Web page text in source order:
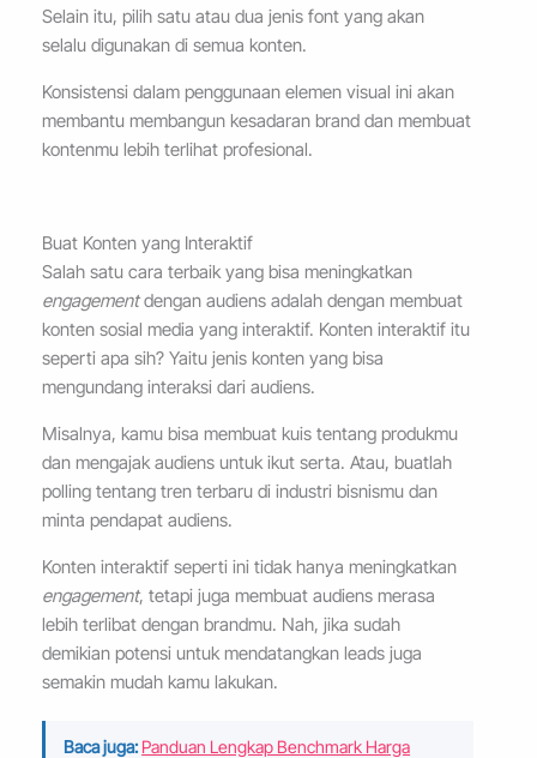
Selain itu, pilih satu atau dua jenis font yang akan
selalu digunakan di semua konten.
Konsistensi dalam penggunaan elemen visual ini akan
membantu membangun kesadaran brand dan membuat
kontenmu lebih terlihat profesional.
Buat Konten yang Interaktif
Salah satu cara terbaik yang bisa meningkatkan
engagementdengan audiens adalah dengan membuat
konten sosial media yang interaktif. Konten interaktif itu
seperti apa sih? Yaitu jenis konten yang bisa
mengundang interaksi dari audiens.
Misalnya, kamu bisa membuat kuis tentang produkmu
dan mengajak audiens untuk ikut serta. Atau, buatlah
polling tentang tren terbaru di industri bisnismu dan
minta pendapat audiens.
Konten interaktif seperti ini tidak hanya meningkatkan
engagement, tetapi juga membuat audiens merasa
lebih terlibat dengan brandmu. Nah, jika sudah
demikian potensi untuk mendatangkan leads juga
semakin mudah kamu lakukan.
Baca juga: Panduan Lengkap Benchmark Harga